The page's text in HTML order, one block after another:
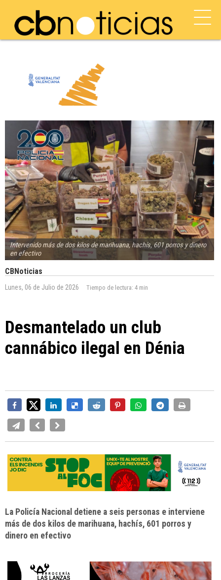
Intervenido más de dos kilos de marihuana, hachís, 601 porros y dinero
en efectivo
CBNoticias
Lunes, 06 de Julio de 2026 Tiempo de lectura: 4 min
Desmantelado un club
cannábico ilegal en Dénia
La Policía Nacional detiene a seis personas e interviene
más de dos kilos de marihuana, hachís, 601 porros y
dinero en efectivo